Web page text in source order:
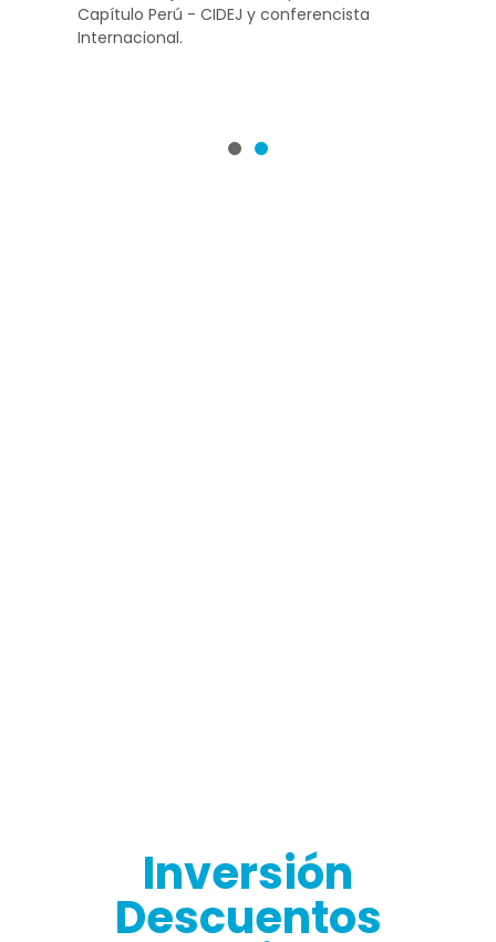
Capítulo Perú - CIDEJ y conferencista
Internacional.
Inversión
Descuentos